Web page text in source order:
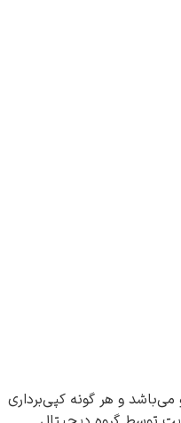
می‌باشد و هر گونه کپی‌برداری